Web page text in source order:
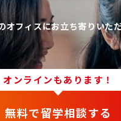
オフィスにお立ち寄りいた
オンラインもあります！
無料で留学相談する